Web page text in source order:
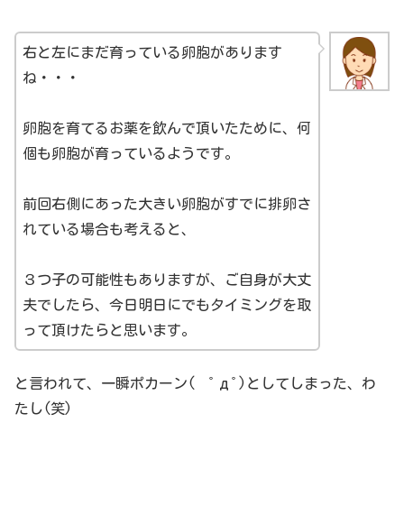
右と左にまだ育っている卵胞があります
ね・・・
卵胞を育てるお薬を飲んで頂いたために、何
個も卵胞が育っているようです。
前回右側にあった大きい卵胞がすでに排卵さ
れている場合も考えると、
３つ子の可能性もありますが、ご自身が大丈
夫でしたら、今日明日にでもタイミングを取
って頂けたらと思います。
と言われて、一瞬ポカーン( ﾟдﾟ)としてしまった、わ
たし(笑)